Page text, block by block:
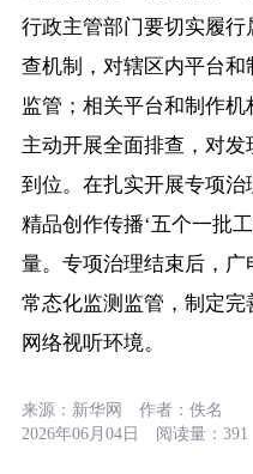
行政主管部门要切实履
查机制，对辖区内平台
监管；相关平台和制作
主动开展全面排查，对
到位。在扎实开展专项治
精品创作传播‘五个一批
量。专项治理结束后，
常态化监测监管，制定
网络视听环境。
来源： 新华网 作者：佚名
2026年06月04日
阅读量：391